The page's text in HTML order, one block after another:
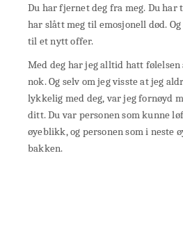
Du har fjernet deg fra meg. Du har
har slått meg til emosjonell død.
til et nytt offer.
Med deg har jeg alltid hatt følelsen
nok. Og selv om jeg visste at jeg
lykkelig med deg, var jeg fornøyd
ditt. Du var personen som kunne
øyeblikk, og personen som i neste
bakken.